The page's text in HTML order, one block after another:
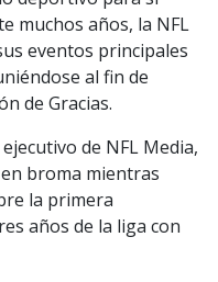
muchos años, la NFL
eventos principales
al fin de
de Gracias.
de NFL Media,
broma mientras
la primera
años de la liga con